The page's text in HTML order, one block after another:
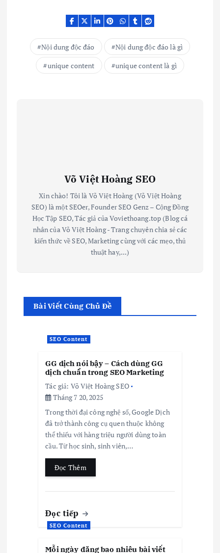
Nội dung độc đáo
Nội dung độc đáo là gì
unique content
unique content là gì
Võ Việt Hoàng SEO
Xin chào! Tôi là Võ Việt Hoàng (Võ Việt Hoàng
SEO) là một SEOer, Founder SEO Genz – Cộng Đồng
Học Tập SEO, Tác giả của Voviethoang.top (Blog cá
nhân của Võ Việt Hoàng - Trang chuyên chia sẻ các
kiến thức về SEO, Marketing cùng với các mẹo, thủ
thuật hay,...)
Bài Viết Cùng Chủ Đề
SEO Content
GG dịch nói bậy – Cách dùng GG
dịch chuẩn trong SEO Marketing
Tác giả: Võ Việt Hoàng SEO
Tháng 7 20, 2025
Trong thời đại công nghệ số, Google Dịch
đã trở thành công cụ quen thuộc không
thể thiếu với hàng triệu người dùng toàn
cầu. Từ học sinh, sinh viên,…
Đọc Thêm
Đọc tiếp
SEO Content
Mỗi ngày đăng bao nhiêu bài viết